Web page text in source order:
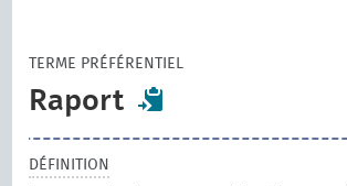
TERME PRÉFÉRENTIEL
Raport
DÉFINITION